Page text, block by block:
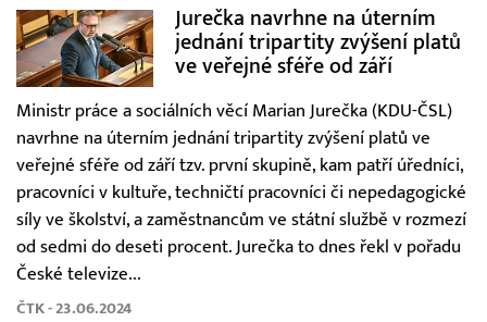
Jurečka navrhne na úterním
jednání tripartity zvýšení platů
ve veřejné sféře od září
Ministr práce a sociálních věcí Marian Jurečka (KDU-ČSL)
navrhne na úterním jednání tripartity zvýšení platů ve
veřejné sféře od září tzv. první skupině, kam patří úředníci,
pracovníci v kultuře, techničtí pracovníci či nepedagogické
síly ve školství, a zaměstnancům ve státní službě v rozmezí
od sedmi do deseti procent. Jurečka to dnes řekl v pořadu
České televize...
ČTK - 23.06.2024